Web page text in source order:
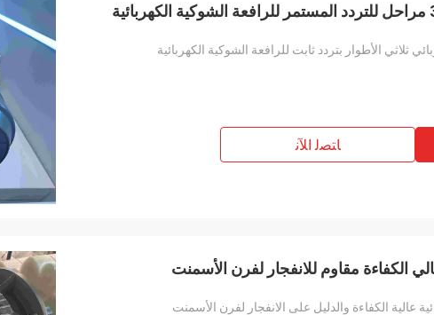
ﺎﺘﺼﻟ ﺍﻶﻧ
الكفاءة مقاوم للانفجار لفرن الأسمنت
عالية الكفاءة والدليل على الانفجار لفرن الأسمنت